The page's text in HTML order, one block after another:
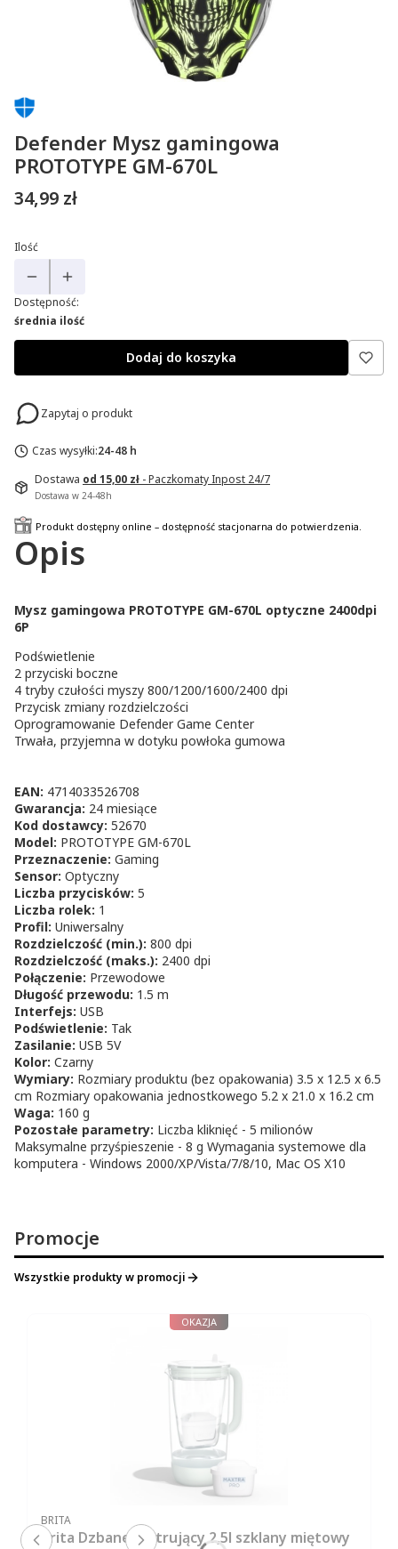
Defender Mysz gamingowa
PROTOTYPE GM-670L
Cena
34,99 zł
Ilość
Dostępność:
średnia ilość
Dodaj do koszyka
Zapytaj o produkt
Czas wysyłki:24-48 h
Dostawa od 15,00 zł - Paczkomaty Inpost 24/7
Dostawa w 24-48h
Produkt dostępny online – dostępność stacjonarna do potwierdzenia.
Opis
Mysz gamingowa PROTOTYPE GM-670L optyczne 2400dpi
6P
Podświetlenie
2 przyciski boczne
4 tryby czułości myszy 800/1200/1600/2400 dpi
Przycisk zmiany rozdzielczości
Oprogramowanie Defender Game Center
Trwała, przyjemna w dotyku powłoka gumowa
EAN: 4714033526708
Gwarancja: 24 miesiące
Kod dostawcy: 52670
Model: PROTOTYPE GM-670L
Przeznaczenie: Gaming
Sensor: Optyczny
Liczba przycisków: 5
Liczba rolek: 1
Profil: Uniwersalny
Rozdzielczość (min.): 800 dpi
Rozdzielczość (maks.): 2400 dpi
Połączenie: Przewodowe
Długość przewodu: 1.5 m
Interfejs: USB
Podświetlenie: Tak
Zasilanie: USB 5V
Kolor: Czarny
Wymiary: Rozmiary produktu (bez opakowania) 3.5 x 12.5 x 6.5
cm Rozmiary opakowania jednostkowego 5.2 x 21.0 x 16.2 cm
Waga: 160 g
Pozostałe parametry: Liczba kliknięć - 5 milionów
Maksymalne przyśpieszenie - 8 g Wymagania systemowe dla
komputera - Windows 2000/XP/Vista/7/8/10, Mac OS X10
Promocje
Wszystkie produkty w promocji
OKAZJA
Brita Dzbanek filtrujący 2,5l szklany miętowy
PRODUCENT
BRITA